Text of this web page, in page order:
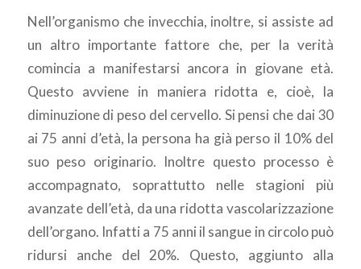
Nell’organismo che invecchia, inoltre, si assiste ad
un altro importante fattore che, per la verità
comincia a manifestarsi ancora in giovane età.
Questo avviene in maniera ridotta e, cioè, la
diminuzione di peso del cervello. Si pensi che dai 30
ai 75 anni d’età, la persona ha già perso il 10% del
suo peso originario. Inoltre questo processo è
accompagnato, soprattutto nelle stagioni più
avanzate dell’età, da una ridotta vascolarizzazione
dell’organo. Infatti a 75 anni il sangue in circolo può
ridursi anche del 20%. Questo, aggiunto alla